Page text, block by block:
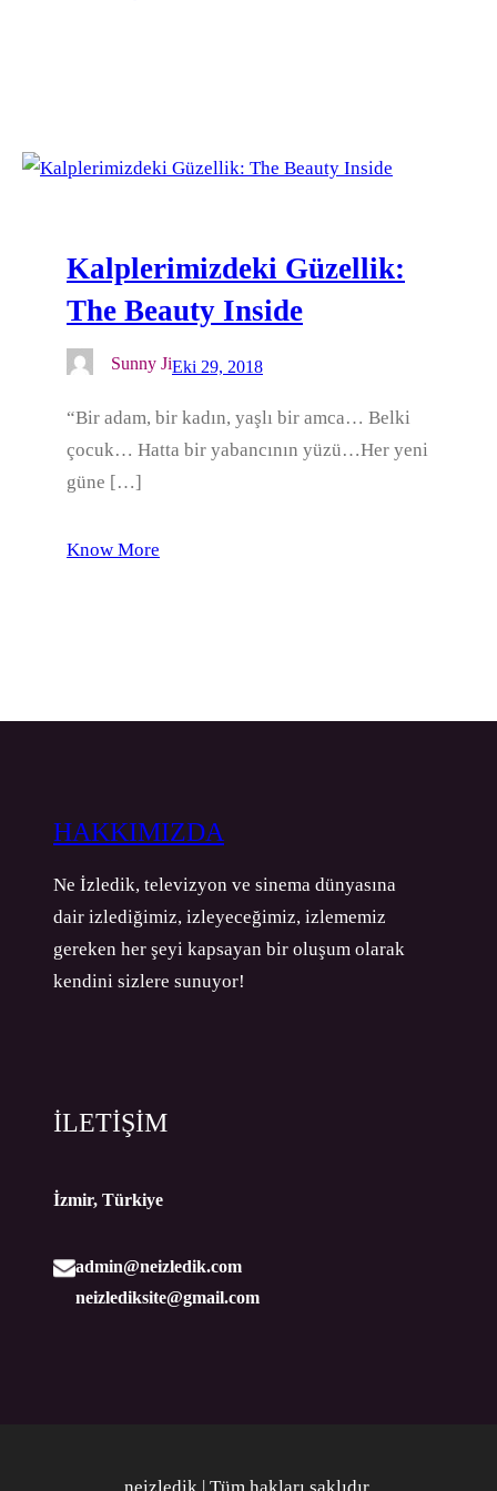
Kalplerimizdeki Güzellik:
The Beauty Inside
Sunny JiEki 29, 2018
“Bir adam, bir kadın, yaşlı bir amca… Belki
çocuk… Hatta bir yabancının yüzü…Her yeni
güne […]
Know More
HAKKIMIZDA
Ne İzledik, televizyon ve sinema dünyasına
dair izlediğimiz, izleyeceğimiz, izlememiz
gereken her şeyi kapsayan bir oluşum olarak
kendini sizlere sunuyor!
İLETİŞİM
İzmir, Türkiye
admin@neizledik.com
neizlediksite@gmail.com